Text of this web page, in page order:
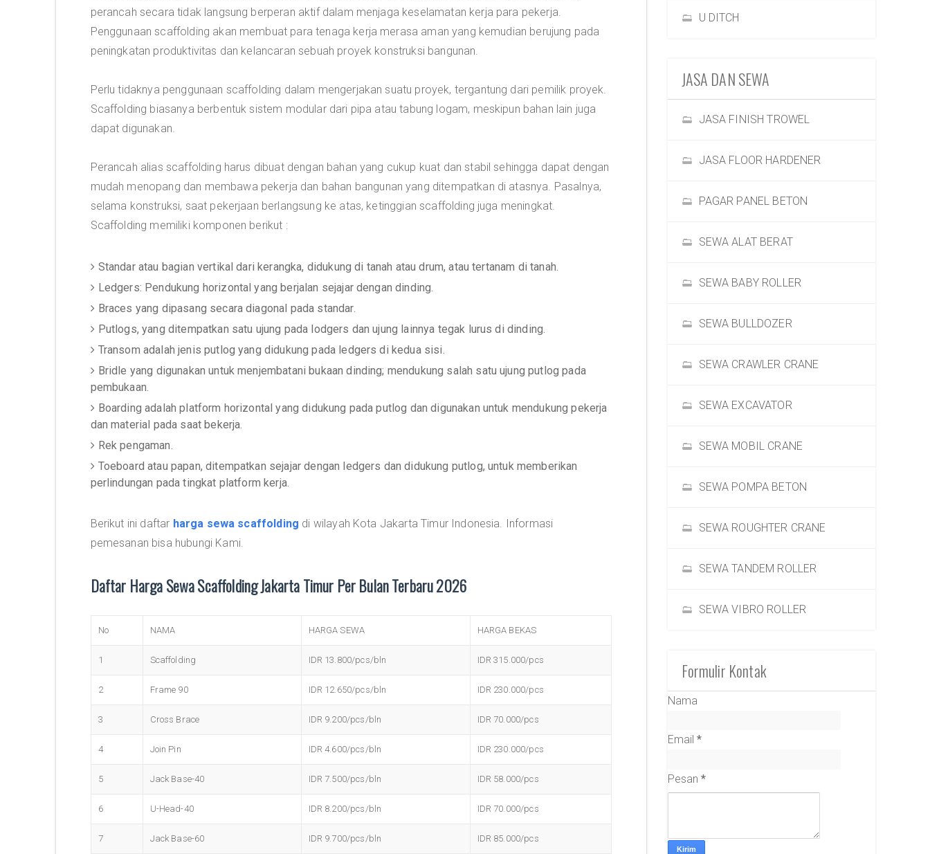
perancah secara tidak langsung berperan aktif dalam menjaga keselamatan kerja para pekerja.
Penggunaan scaffolding akan membuat para tenaga kerja merasa aman yang kemudian berujung pada
peningkatan produktivitas dan kelancaran sebuah proyek konstruksi bangunan.
Perlu tidaknya penggunaan scaffolding dalam mengerjakan suatu proyek, tergantung dari pemilik proyek.
Scaffolding biasanya berbentuk sistem modular dari pipa atau tabung logam, meskipun bahan lain juga
dapat digunakan.
Perancah alias scaffolding harus dibuat dengan bahan yang cukup kuat dan stabil sehingga dapat dengan
mudah menopang dan membawa pekerja dan bahan bangunan yang ditempatkan di atasnya. Pasalnya,
selama konstruksi, saat pekerjaan berlangsung ke atas, ketinggian scaffolding juga meningkat.
Scaffolding memiliki komponen berikut :
Standar atau bagian vertikal dari kerangka, didukung di tanah atau drum, atau tertanam di tanah.
Ledgers: Pendukung horizontal yang berjalan sejajar dengan dinding.
Braces yang dipasang secara diagonal pada standar.
Putlogs, yang ditempatkan satu ujung pada lodgers dan ujung lainnya tegak lurus di dinding.
Transom adalah jenis putlog yang didukung pada ledgers di kedua sisi.
Bridle yang digunakan untuk menjembatani bukaan dinding; mendukung salah satu ujung putlog pada
pembukaan.
Boarding adalah platform horizontal yang didukung pada putlog dan digunakan untuk mendukung pekerja
dan material pada saat bekerja.
Rek pengaman.
Toeboard atau papan, ditempatkan sejajar dengan ledgers dan didukung putlog, untuk memberikan
perlindungan pada tingkat platform kerja.
Berikut ini daftar harga sewa scaffolding di wilayah Kota Jakarta Timur Indonesia. Informasi
pemesanan bisa hubungi Kami.
Daftar Harga Sewa Scaffolding Jakarta Timur Per Bulan Terbaru 2026
No NAMA HARGA SEWA HARGA BEKAS
1 Scaffolding IDR 13.800/pcs/bln IDR 315.000/pcs
2 Frame 90 IDR 12.650/pcs/bln IDR 230.000/pcs
3 Cross Brace IDR 9.200/pcs/bln IDR 70.000/pcs
4 Join Pin IDR 4.600/pcs/bln IDR 230.000/pcs
5 Jack Base-40 IDR 7.500/pcs/bln IDR 58.000/pcs
6 U-Head-40 IDR 8.200/pcs/bln IDR 70.000/pcs
7 Jack Base-60 IDR 9.700/pcs/bln IDR 85.000/pcs
U DITCH
JASA DAN SEWA
JASA FINISH TROWEL
JASA FLOOR HARDENER
PAGAR PANEL BETON
SEWA ALAT BERAT
SEWA BABY ROLLER
SEWA BULLDOZER
SEWA CRAWLER CRANE
SEWA EXCAVATOR
SEWA MOBIL CRANE
SEWA POMPA BETON
SEWA ROUGHTER CRANE
SEWA TANDEM ROLLER
SEWA VIBRO ROLLER
Formulir Kontak
Nama
Email*
Pesan*